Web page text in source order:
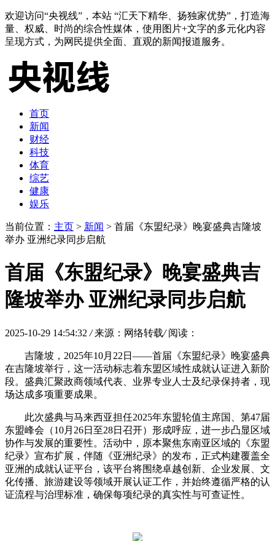
欢迎访问“央视线”，本站 “汇天下精华、扬独家优势”，打造海
量、权威、时尚的综合性媒体，使用图片+文字的多元化内容
呈现方式，为网民提供全面、直观的新闻报道服务。
首页
新闻
财经
科技
体育
综艺
健康
娱乐
当前位置： 主页 > 新闻 > 首届《东盟纪录》晚宴盛典吉隆坡
举办 亚洲纪录同步启航
首届《东盟纪录》晚宴盛典吉
隆坡举办 亚洲纪录同步启航
2025-10-29 14:54:32 / 来源：网络转载/ 阅读：
吉隆坡，2025年10月22日——首届《东盟纪录》晚宴盛典
在吉隆坡举行，这一活动标志着东盟区域性成就认证进入新阶
段。盛典汇聚政商领域代表、业界专业人士及纪录保持者，现
场达成多项重要成果。
此次盛典与马来西亚担任2025年东盟轮值主席国、第47届
东盟峰会（10月26日至28日召开）形成呼应，进一步凸显区域
协作与发展的重要性。活动中，原本聚焦东南亚区域的《东盟
纪录》宣布扩展，伴随《亚洲纪录》的发布，正式构建覆盖全
亚洲的成就认证平台，该平台将围绕卓越创新、企业发展、文
化传播、旅游建设等领域开展认证工作，并始终遵循严格的认
证流程与治理标准，确保每项纪录的真实性与可查证性。